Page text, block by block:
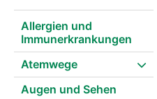
Allergien und
Immunerkrankungen
Atemwege
Augen und Sehen